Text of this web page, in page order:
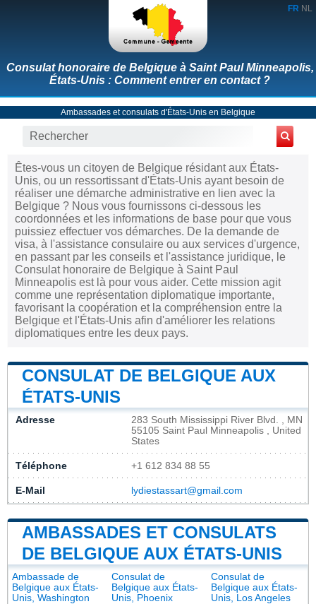
FR NL
Consulat honoraire de Belgique à Saint Paul Minneapolis,
États-Unis : Comment entrer en contact ?
Ambassades et consulats d'États-Unis en Belgique
Êtes-vous un citoyen de Belgique résidant aux États-
Unis, ou un ressortissant d'États-Unis ayant besoin de
réaliser une démarche administrative en lien avec la
Belgique ? Nous vous fournissons ci-dessous les
coordonnées et les informations de base pour que vous
puissiez effectuer vos démarches. De la demande de
visa, à l'assistance consulaire ou aux services d'urgence,
en passant par les conseils et l'assistance juridique, le
Consulat honoraire de Belgique à Saint Paul
Minneapolis est là pour vous aider. Cette mission agit
comme une représentation diplomatique importante,
favorisant la coopération et la compréhension entre la
Belgique et l'États-Unis afin d'améliorer les relations
diplomatiques entre les deux pays.
CONSULAT DE BELGIQUE AUX
ÉTATS-UNIS
Adresse
283 South Mississippi River Blvd. , MN
55105 Saint Paul Minneapolis , United
States
Téléphone +1 612 834 88 55
E-Mail lydiestassart@gmail.com
AMBASSADES ET CONSULATS
DE BELGIQUE AUX ÉTATS-UNIS
Ambassade de
Belgique aux États-
Unis, Washington
Consulat de
Belgique aux États-
Unis, Phoenix
Consulat de
Belgique aux États-
Unis, Los Angeles